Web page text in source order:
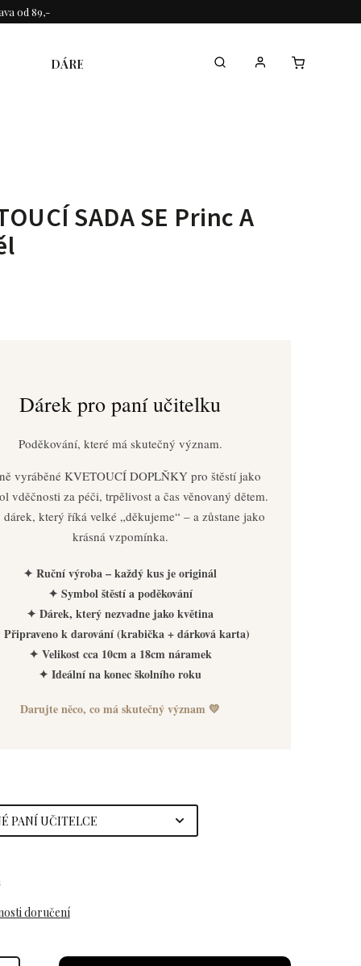
od 89,-
DÁREK KE DNI MAMINEK KOLEKCE
SADA SE Princ A
Dárek pro paní učitelku
Poděkování, které má skutečný význam.
vyráběné KVETOUCÍ DOPLŇKY pro štěstí jako
vděčnosti za péči, trpělivost a čas věnovaný dětem.
který říká velké „děkujeme“ – a zůstane jako
krásná vzpomínka.
✦ Ruční výroba – každý kus je originál
✦ Symbol štěstí a poděkování
✦ Dárek, který nezvadne jako květina
k darování (krabička + dárková karta)
✦ Velikost cca 10cm a 18cm náramek
✦ Ideální na konec školního roku
Darujte něco, co má skutečný význam 💛
doručení